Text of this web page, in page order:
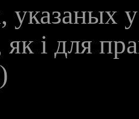
указаных
як і для